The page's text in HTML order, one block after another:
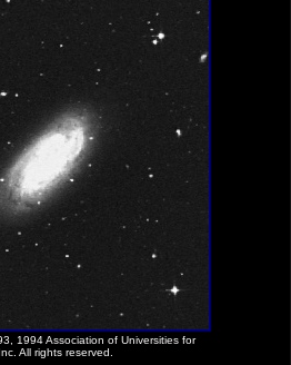
1994 Association of Universities for
All rights reserved.